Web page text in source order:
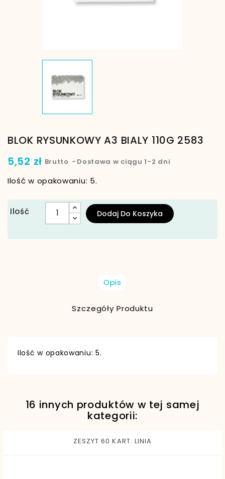
BLOK RYSUNKOWY A3 BIALY 110G 2583
5,52 zł Brutto Dostawa w ciągu 1-2 dni
Ilość w opakowaniu: 5.
Ilość Dodaj Do Koszyka
Opis
Szczegóły Produktu
Ilość w opakowaniu: 5.
EAN13 5902557452583
16 innych produktów w tej samej
kategorii:
ZESZYT 60 KART. LINIA